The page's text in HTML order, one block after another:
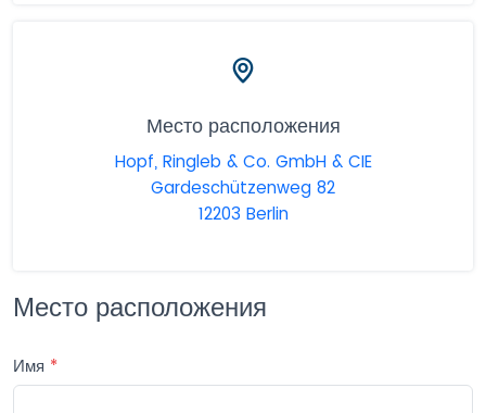
Место расположения
Hopf, Ringleb & Co. GmbH & CIE
Gardeschützenweg 82
12203 Berlin
Место расположения
Имя *